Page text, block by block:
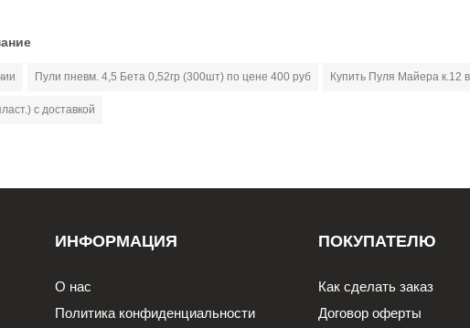
Пули пневм. 4,5 Бета 0,52гр (300шт) по цене 400 руб Купить Пуля Майера к.12
с доставкой
ИНФОРМАЦИЯ
О нас
Политика конфиденциальности
ПОКУПАТЕЛЮ
Как сделать заказ
Договор оферты